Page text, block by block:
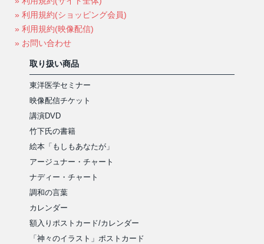
» 利用規約(ショッピング会員)
» 利用規約(映像配信)
» お問い合わせ
取り扱い商品
東洋医学セミナー
映像配信チケット
講演DVD
竹下氏の書籍
絵本「もしもあなたが」
アージュナー・チャート
ナディー・チャート
調和の言葉
カレンダー
額入りポストカード/カレンダー
「神々のイラスト」ポストカード